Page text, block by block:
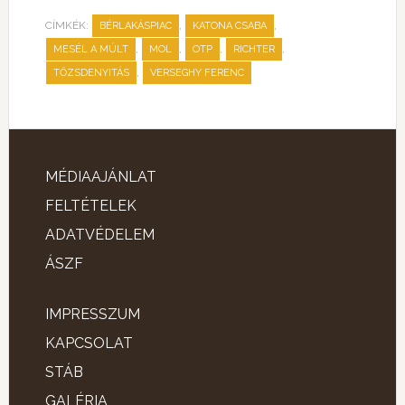
CÍMKÉK: BÉRLAKÁSPIAC , KATONA CSABA ,
MESÉL A MÚLT , MOL , OTP , RICHTER ,
TŐZSDENYITÁS , VERSEGHY FERENC
MÉDIAAJÁNLAT
FELTÉTELEK
ADATVÉDELEM
ÁSZF
IMPRESSZUM
KAPCSOLAT
STÁB
GALÉRIA